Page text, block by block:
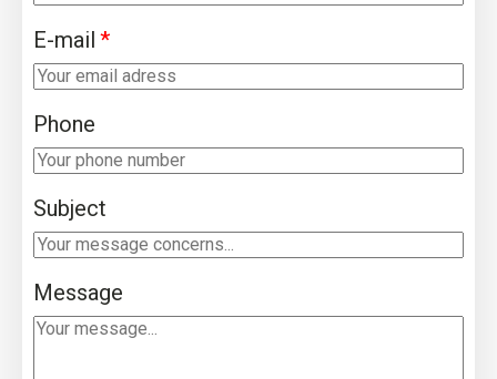
E-mail
Phone
Subject
Message